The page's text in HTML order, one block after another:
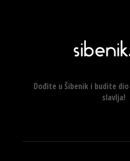
Dođite u Šibenik i budite
slavlja!